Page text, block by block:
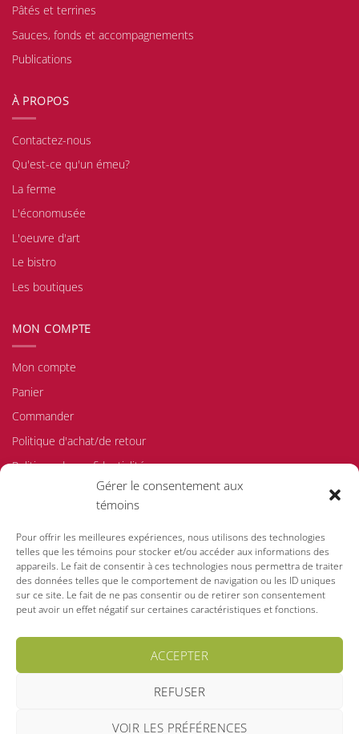
Gérer le consentement aux
témoins
Pour offrir les meilleures expériences, nous utilisons des technologies
telles que les témoins pour stocker et/ou accéder aux informations des
appareils. Le fait de consentir à ces technologies nous permettra de traiter
des données telles que le comportement de navigation ou les ID uniques
sur ce site. Le fait de ne pas consentir ou de retirer son consentement
peut avoir un effet négatif sur certaines caractéristiques et fonctions.
ACCEPTER
REFUSER
VOIR LES PRÉFÉRENCES
Pâtés et terrines
Sauces, fonds et accompagnements
Publications
À PROPOS
Contactez-nous
Qu'est-ce qu'un émeu?
La ferme
L'économusée
L'oeuvre d'art
Le bistro
Les boutiques
MON COMPTE
Mon compte
Panier
Commander
Politique d'achat/de retour
Politique de confidentialité
Politique de témoins
Visa MasterCardPayPal
Copyright 2026 ©Centre de l'émeu de Charlevoix inc..
Conception : Pro-Merit inc.
Lavoie, Claude Lebel, MAPAQ, Caroline Tremblay.